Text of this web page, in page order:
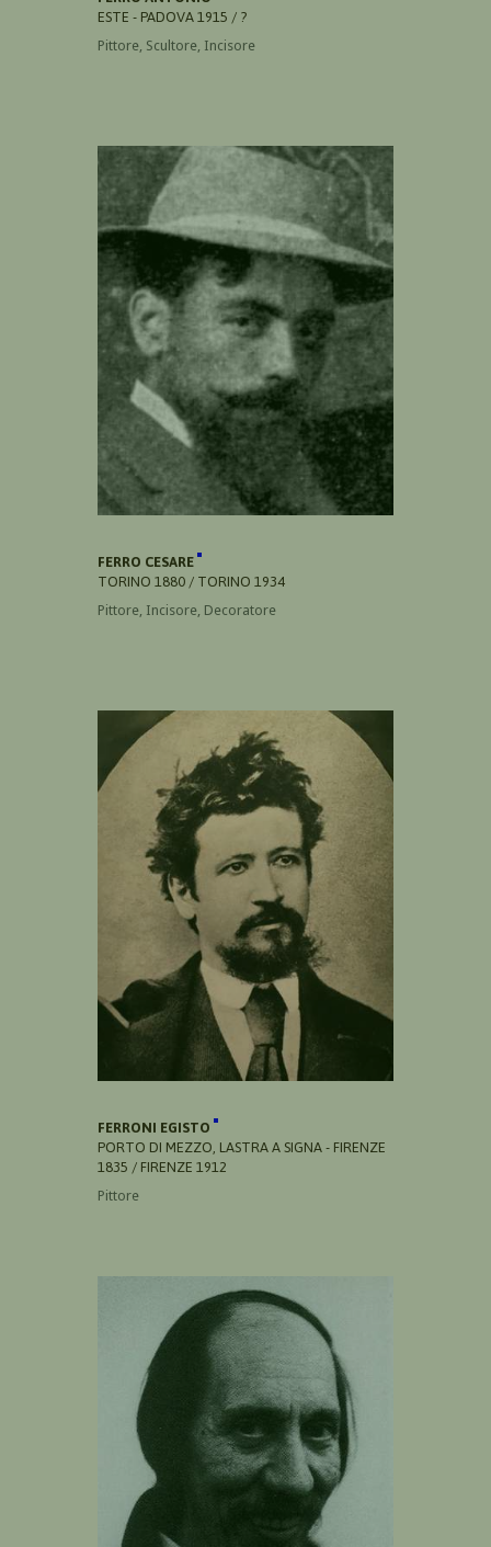
ESTE - PADOVA 1915 / ?
Pittore, Scultore, Incisore
FERRO CESARE
TORINO 1880 / TORINO 1934
Pittore, Incisore, Decoratore
FERRONI EGISTO
PORTO DI MEZZO, LASTRA A SIGNA - FIRENZE
1835 / FIRENZE 1912
Pittore